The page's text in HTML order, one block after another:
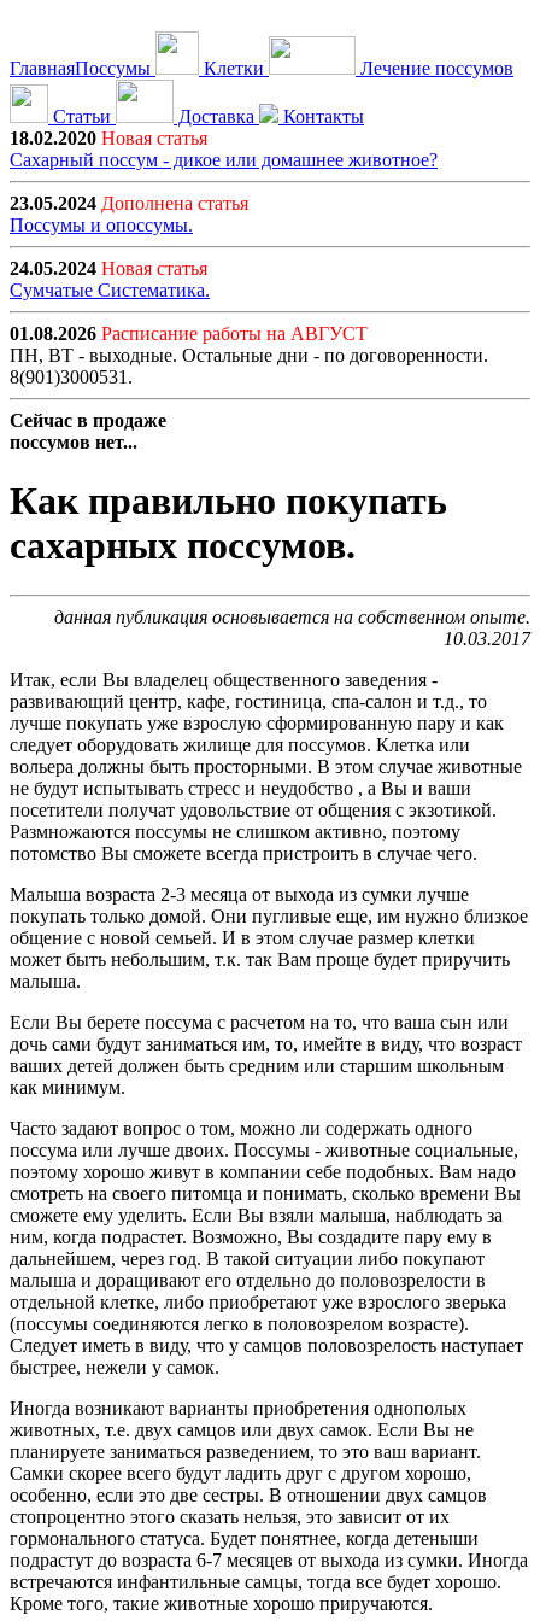
ГлавнаяПоссумы Клетки Лечение поссумов
Статьи Доставка
Контакты
18.02.2020 Новая статья
Сахарный поссум - дикое или домашнее животное?
23.05.2024 Дополнена статья
Поссумы и опоссумы.
24.05.2024 Новая статья
Сумчатые Систематика.
01.08.2026 Расписание работы на АВГУСТ
ПН, ВТ - выходные. Остальные дни - по договоренности.
8(901)3000531.
Сейчас в продаже
поссумов нет...
Как правильно покупать
сахарных поссумов.
данная публикация основывается на собственном опыте.
10.03.2017
Итак, если Вы владелец общественного заведения -
развивающий центр, кафе, гостиница, спа-салон и т.д., то
лучше покупать уже взрослую сформированную пару и как
следует оборудовать жилище для поссумов. Клетка или
вольера должны быть просторными. В этом случае животные
не будут испытывать стресс и неудобство , а Вы и ваши
посетители получат удовольствие от общения с экзотикой.
Размножаются поссумы не слишком активно, поэтому
потомство Вы сможете всегда пристроить в случае чего.
Малыша возраста 2-3 месяца от выхода из сумки лучше
покупать только домой. Они пугливые еще, им нужно близкое
общение с новой семьей. И в этом случае размер клетки
может быть небольшим, т.к. так Вам проще будет приручить
малыша.
Если Вы берете поссума с расчетом на то, что ваша сын или
дочь сами будут заниматься им, то, имейте в виду, что возраст
ваших детей должен быть средним или старшим школьным
как минимум.
Часто задают вопрос о том, можно ли содержать одного
поссума или лучше двоих. Поссумы - животные социальные,
поэтому хорошо живут в компании себе подобных. Вам надо
смотреть на своего питомца и понимать, сколько времени Вы
сможете ему уделить. Если Вы взяли малыша, наблюдать за
ним, когда подрастет. Возможно, Вы создадите пару ему в
дальнейшем, через год. В такой ситуации либо покупают
малыша и доращивают его отдельно до половозрелости в
отдельной клетке, либо приобретают уже взрослого зверька
(поссумы соединяются легко в половозрелом возрасте).
Следует иметь в виду, что у самцов половозрелость наступает
быстрее, нежели у самок.
Иногда возникают варианты приобретения однополых
животных, т.е. двух самцов или двух самок. Если Вы не
планируете заниматься разведением, то это ваш вариант.
Самки скорее всего будут ладить друг с другом хорошо,
особенно, если это две сестры. В отношении двух самцов
стопроцентно этого сказать нельзя, это зависит от их
гормонального статуса. Будет понятнее, когда детеныши
подрастут до возраста 6-7 месяцев от выхода из сумки. Иногда
встречаются инфантильные самцы, тогда все будет хорошо.
Кроме того, такие животные хорошо приручаются.